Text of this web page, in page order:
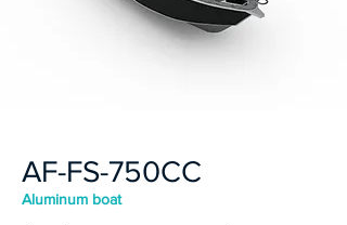
AF-FS-750CC
Aluminum boat